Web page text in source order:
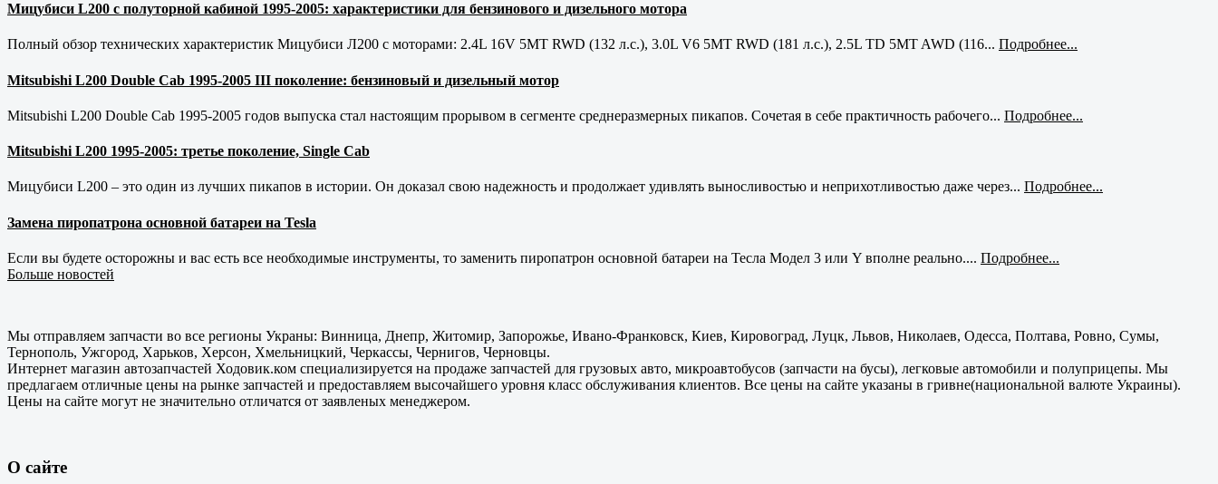
Мицубиси L200 с полуторной кабиной 1995-2005: характеристики для бензинового и дизельного мотора
Полный обзор технических характеристик Мицубиси Л200 с моторами: 2.4L 16V 5MT RWD (132 л.с.), 3.0L V6 5MT RWD (181 л.с.), 2.5L TD 5MT AWD (116... Подробнее...
Mitsubishi L200 Double Cab 1995-2005 III поколение: бензиновый и дизельный мотор
Mitsubishi L200 Double Cab 1995-2005 годов выпуска стал настоящим прорывом в сегменте среднеразмерных пикапов. Сочетая в себе практичность рабочего... Подробнее...
Mitsubishi L200 1995-2005: третье поколение, Single Cab
Мицубиси L200 – это один из лучших пикапов в истории. Он доказал свою надежность и продолжает удивлять выносливостью и неприхотливостью даже через... Подробнее...
Замена пиропатрона основной батареи на Tesla
Если вы будете осторожны и вас есть все необходимые инструменты, то заменить пиропатрон основной батареи на Тесла Модел 3 или Y вполне реально.... Подробнее...
Больше новостей
Мы отправляем запчасти во все регионы Украны: Винница, Днепр, Житомир, Запорожье, Ивано-Франковск, Киев, Кировоград, Луцк, Львов, Николаев, Одесса, Полтава, Ровно, Сумы,
Тернополь, Ужгород, Харьков, Херсон, Хмельницкий, Черкассы, Чернигов, Черновцы.
Интернет магазин автозапчастей Ходовик.ком специализируется на продаже запчастей для грузовых авто, микроавтобусов (запчасти на бусы), легковые автомобили и полуприцепы. Мы
предлагаем отличные цены на рынке запчастей и предоставляем высочайшего уровня класс обслуживания клиентов. Все цены на сайте указаны в гривне(национальной валюте Украины).
Цены на сайте могут не значительно отличатся от заявленых менеджером.
О сайте